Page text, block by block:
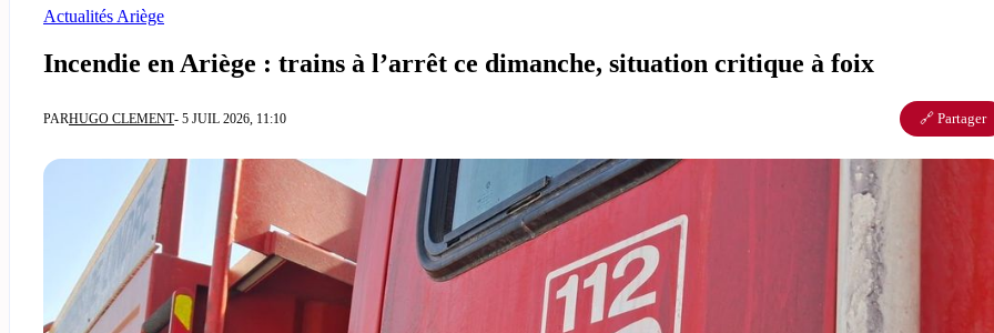
Actualités Ariège
Incendie en Ariège : trains à l’arrêt ce dimanche, situation critique à foix
PARHUGO CLEMENT- 5 JUIL 2026, 11:10 🔗 Partager